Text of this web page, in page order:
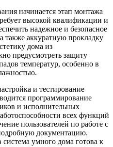
начинается этап монтажа
высокой квалификации и
надежное и безопасное
также аккуратную прокладку
дома из
предусмотреть защиту
температур, особенно в
и тестирование
программирование
и исполнительных
всех функций
пользователей по работе с
документацию.
умного дома готова к